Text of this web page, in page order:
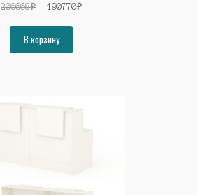
206668₽
Первоначальная
составляла
206668₽.
190770₽Текущая
В корзину